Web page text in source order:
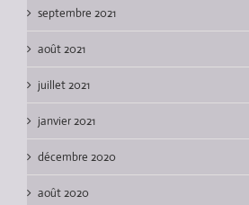
septembre 2021
août 2021
juillet 2021
janvier 2021
décembre 2020
août 2020